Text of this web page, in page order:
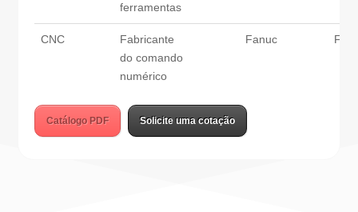
ferramentas
CNC
Fabricante
do comando
numérico
Fanuc
Catálogo PDF Solicite uma cotação